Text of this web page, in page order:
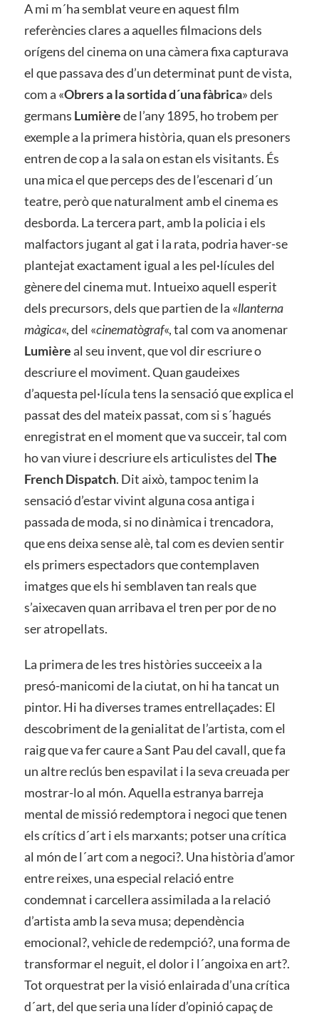
A mi m´ha semblat veure en aquest film
referències clares a aquelles filmacions dels
orígens del cinema on una càmera fixa capturava
el que passava des d’un determinat punt de vista,
com a «Obrers a la sortida d´una fàbrica» dels
germans Lumièrede l’any 1895, ho trobem per
exemple a la primera història, quan els presoners
entren de cop a la sala on estan els visitants. És
una mica el que perceps des de l’escenari d´un
teatre, però que naturalment amb el cinema es
desborda. La tercera part, amb la policia i els
malfactors jugant al gat i la rata, podria haver-se
plantejat exactament igual a les pel·lícules del
gènere del cinema mut. Intueixo aquell esperit
dels precursors, dels que partien de la «llanterna
màgica«, del «cinematògraf«, tal com va anomenar
Lumièreal seu invent, que vol dir escriure o
descriure el moviment. Quan gaudeixes
d’aquesta pel·lícula tens la sensació que explica el
passat des del mateix passat, com si s´hagués
enregistrat en el moment que va succeir, tal com
ho van viure i descriure els articulistes del The
French Dispatch. Dit això, tampoc tenim la
sensació d’estar vivint alguna cosa antiga i
passada de moda, si no dinàmica i trencadora,
que ens deixa sense alè, tal com es devien sentir
els primers espectadors que contemplaven
imatges que els hi semblaven tan reals que
s’aixecaven quan arribava el tren per por de no
ser atropellats.
La primera de les tres històries succeeix a la
presó-manicomi de la ciutat, on hi ha tancat un
pintor. Hi ha diverses trames entrellaçades: El
descobriment de la genialitat de l’artista, com el
raig que va fer caure a Sant Pau del cavall, que fa
un altre reclús ben espavilat i la seva creuada per
mostrar-lo al món. Aquella estranya barreja
mental de missió redemptora i negoci que tenen
els crítics d´art i els marxants; potser una crítica
al món de l´art com a negoci?. Una història d’amor
entre reixes, una especial relació entre
condemnat i carcellera assimilada a la relació
d’artista amb la seva musa; dependència
emocional?, vehicle de redempció?, una forma de
transformar el neguit, el dolor i l´angoixa en art?.
Tot orquestrat per la visió enlairada d’una crítica
d´art, del que seria una líder d’opinió capaç de